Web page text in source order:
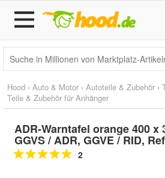
Hood › Auto & Motor › Autoteile & Zubehör ›
Teile & Zubehör für Anhänger
ADR-Warntafel orange 400 x
GGVS / ADR, GGVE / RID,
2